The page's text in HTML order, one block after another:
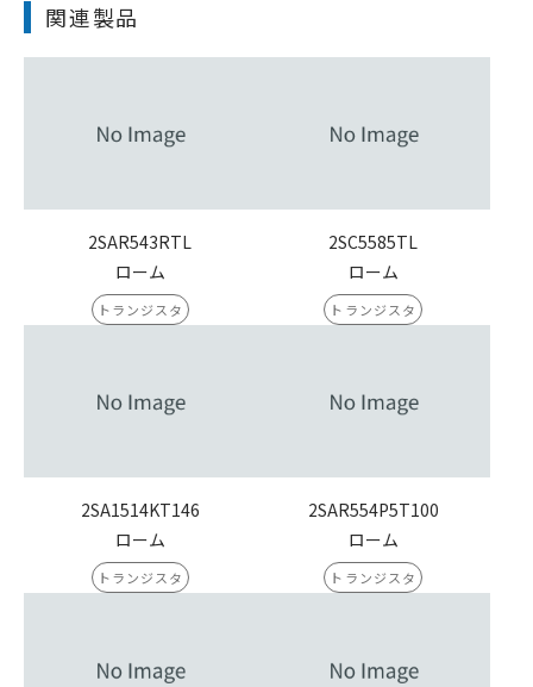
関連製品
2SAR543RTL
ローム
トランジスタ
2SC5585TL
ローム
トランジスタ
2SA1514KT146
ローム
トランジスタ
2SAR554P5T100
ローム
トランジスタ